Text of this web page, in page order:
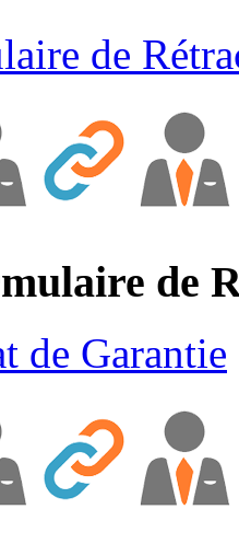
de
de
de Garantie